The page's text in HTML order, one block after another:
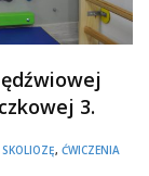
3.
, ĆWICZENIA